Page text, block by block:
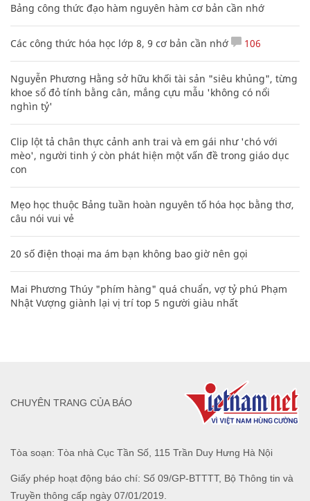
Bảng công thức đạo hàm nguyên hàm cơ bản cần nhớ
Các công thức hóa học lớp 8, 9 cơ bản cần nhớ 106
Nguyễn Phương Hằng sở hữu khối tài sản "siêu khủng", từng
khoe sổ đỏ tính bằng cân, mắng cựu mẫu 'không có nổi
nghìn tỷ'
Clip lột tả chân thực cảnh anh trai và em gái như 'chó với
mèo', người tinh ý còn phát hiện một vấn đề trong giáo dục
con
Mẹo học thuộc Bảng tuần hoàn nguyên tố hóa học bằng thơ,
câu nói vui vẻ
20 số điện thoại ma ám bạn không bao giờ nên gọi
Mai Phương Thúy "phím hàng" quá chuẩn, vợ tỷ phú Phạm
Nhật Vượng giành lại vị trí top 5 người giàu nhất
Tòa soạn: Tòa nhà Cục Tần Số, 115 Trần Duy Hưng Hà Nội
Giấy phép hoạt động báo chí: Số 09/GP-BTTTT, Bộ Thông tin và
Truyền thông cấp ngày 07/01/2019.
CHUYÊN TRANG CỦA BÁO